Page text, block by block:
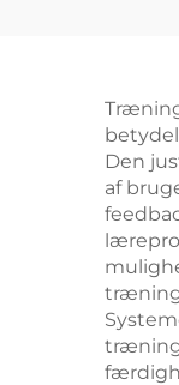
Den
af